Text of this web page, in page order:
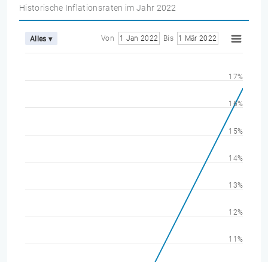
Historische Inflationsraten im Jahr 2022
Alles ▾ Von 1 Jan 2022 Bis 1 Mär 2022
11%
12%
13%
14%
15%
16%
17%